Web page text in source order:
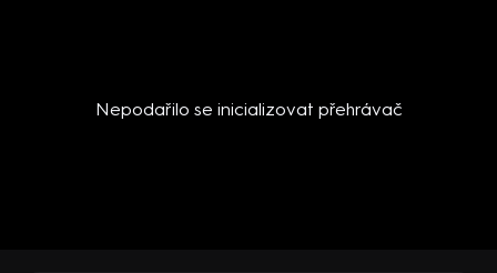
Nepodařilo se inicializovat přehrávač